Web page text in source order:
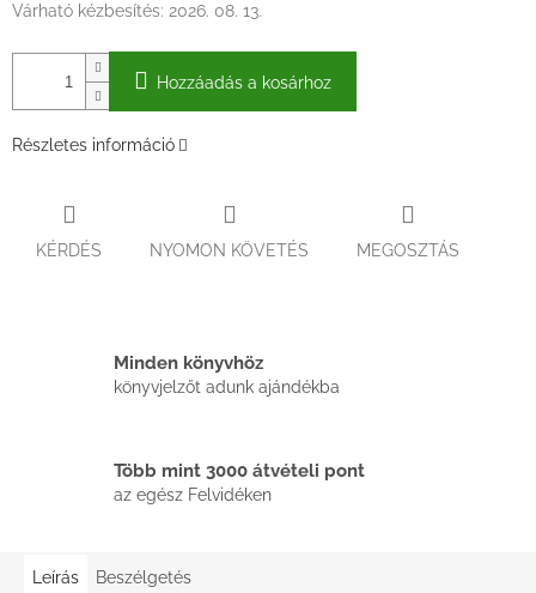
Várható kézbesítés: 2026. 08. 13.
Hozzáadás a kosárhoz
Részletes információ
KÉRDÉS NYOMON KÖVETÉS MEGOSZTÁS
Minden könyvhöz
könyvjelzőt adunk ajándékba
Több mint 3000 átvételi pont
az egész Felvidéken
Leírás Beszélgetés